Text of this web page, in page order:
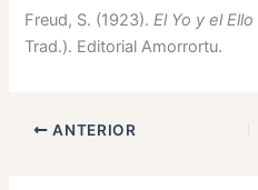
Freud, S. (1923).El Yo y el Ello
Trad.). Editorial Amorrortu.
ANTERIOR